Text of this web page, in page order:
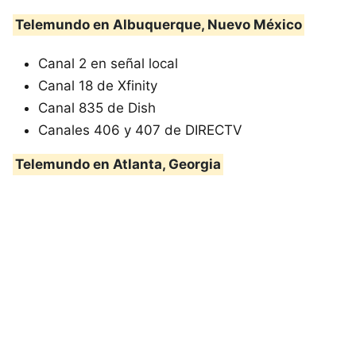
Telemundo en Albuquerque, Nuevo México
Canal 2 en señal local
Canal 18 de Xfinity
Canal 835 de Dish
Canales 406 y 407 de DIRECTV
Telemundo en Atlanta, Georgia